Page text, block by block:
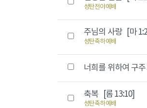
성탄전야예배
주님의 사랑 [마
성탄축하예배
너희를 위하여 구
축복 [롬 13:10]
성탄축하예배